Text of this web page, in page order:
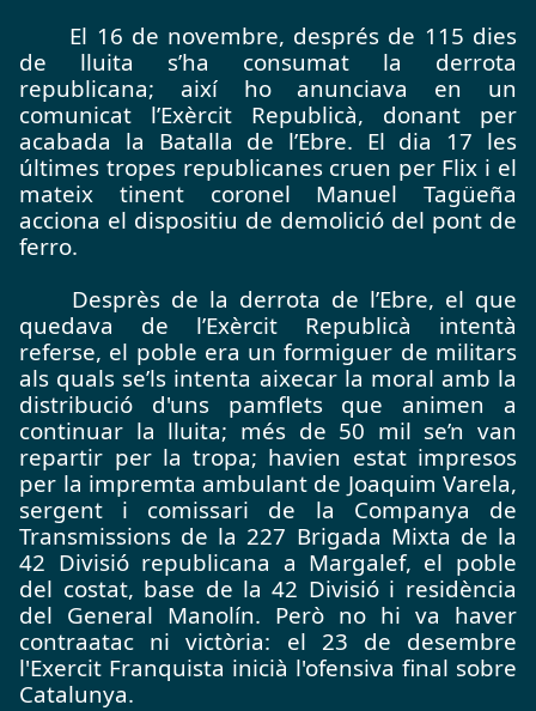
de lluita s’ha consumat la derrota
republicana; així ho anunciava en un
comunicat l’Exèrcit Republicà, donant per
acabada la Batalla de l’Ebre. El dia 17 les
últimes tropes republicanes cruen per Flix i el
mateix tinent coronel Manuel Tagüeña
acciona el dispositiu de demolició del pont de
ferro.
quedava de l’Exèrcit Republicà intentà
referse, el poble era un formiguer de militars
als quals se’ls intenta aixecar la moral amb la
distribució d'uns pamflets que animen a
continuar la lluita; més de 50 mil se’n van
repartir per la tropa; havien estat impresos
per la impremta ambulant de Joaquim Varela,
sergent i comissari de la Companya de
Transmissions de la 227 Brigada Mixta de la
42 Divisió republicana a Margalef, el poble
del costat, base de la 42 Divisió i residència
del General Manolín. Però no hi va haver
contraatac ni victòria: el 23 de desembre
l'Exercit Franquista inicià l'ofensiva final sobre
Catalunya.